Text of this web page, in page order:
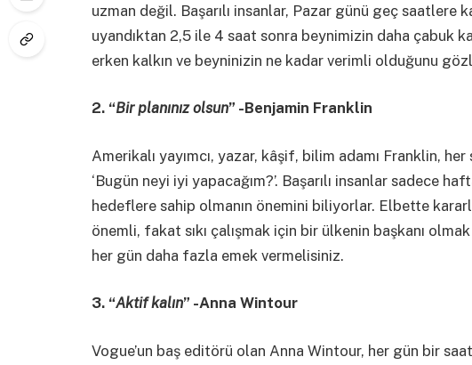
uzman değil. Başarılı insanlar, Pazar günü geç saatlere
uyandıktan 2,5 ile 4 saat sonra beynimizin daha çabuk
erken kalkın ve beyninizin ne kadar verimli olduğunu
2. “Bir planınız olsun” -Benjamin Franklin
Amerikalı yayımcı, yazar, kâşif, bilim adamı Franklin,
‘Bugün neyi iyi yapacağım?’. Başarılı insanlar sadece
hedeflere sahip olmanın önemini biliyorlar. Elbette
önemli, fakat sıkı çalışmak için bir ülkenin başkanı
her gün daha fazla emek vermelisiniz.
3. “Aktif kalın” -Anna Wintour
Vogue’un baş editörü olan Anna Wintour, her gün bir